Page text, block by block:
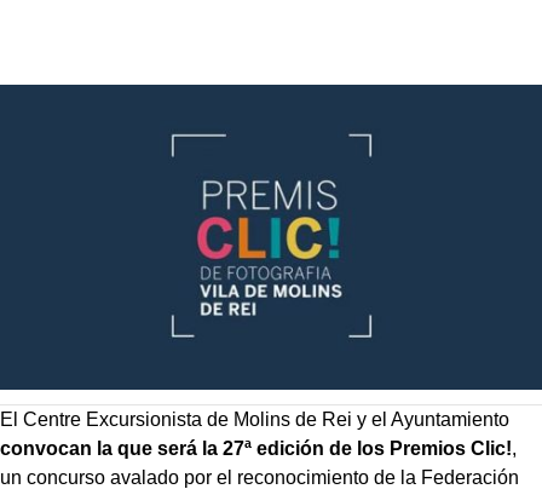
El Centre Excursionista de Molins de Rei y el Ayuntamiento
convocan la que será la 27ª edición de los Premios Clic!,
un concurso avalado por el reconocimiento de la Federación